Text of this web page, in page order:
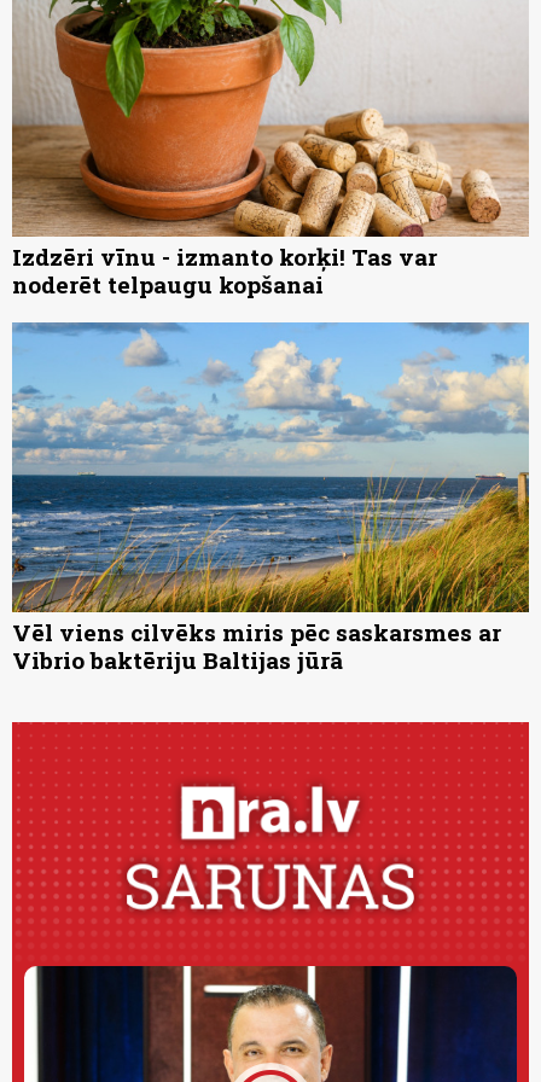
Izdzēri vīnu - izmanto korķi! Tas var
noderēt telpaugu kopšanai
Vēl viens cilvēks miris pēc saskarsmes ar
Vibrio baktēriju Baltijas jūrā